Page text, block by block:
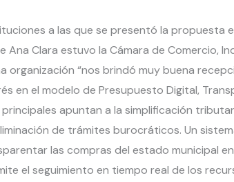
a las que se presentó la propuesta
Ana Clara estuvo la Cámara de Comercio,
organización “nos brindó muy buena
en el modelo de Presupuesto Digital,
apuntan a la simplificación
de trámites burocráticos. Un
las compras del estado municipal
el seguimiento en tiempo real de los